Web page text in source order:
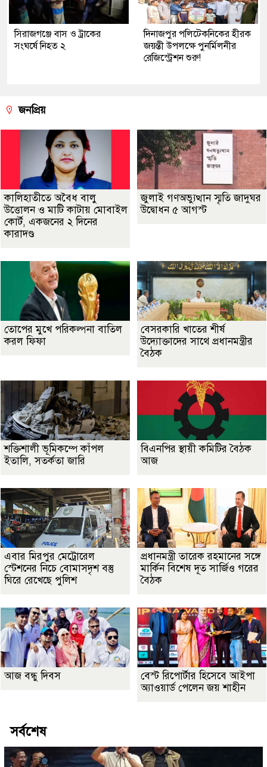
সিরাজগঞ্জে বাস ও ট্রাকের
সংঘর্ষে নিহত ২
দিনাজপুর পলিটেকনিকের হীরক
জয়ন্তী উপলক্ষে পুনর্মিলনীর
রেজিস্ট্রেশন শুরু!
জনপ্রিয়
কালিহাতীতে অবৈধ বালু
উত্তোলন ও মাটি কাটায় মোবাইল
কোর্ট, একজনের ২ দিনের
কারাদণ্ড
জুলাই গণঅভ্যুত্থান স্মৃতি জাদুঘর
উদ্বোধন ৫ আগস্ট
তোপের মুখে পরিকল্পনা বাতিল
করল ফিফা
বেসরকারি খাতের শীর্ষ
উদ্যোক্তাদের সাথে প্রধানমন্ত্রীর
বৈঠক
শক্তিশালী ভূমিকম্পে কাঁপল
ইতালি, সতর্কতা জারি
বিএনপির স্থায়ী কমিটির বৈঠক
আজ
এবার মিরপুর মেট্রোরেল
স্টেশনের নিচে বোমাসদৃশ বস্তু
ঘিরে রেখেছে পুলিশ
প্রধানমন্ত্রী তারেক রহমানের সঙ্গে
মার্কিন বিশেষ দূত সার্জিও গরের
বৈঠক
আজ বন্ধু দিবস
বেস্ট রিপোর্টার হিসেবে আইপা
অ্যাওয়ার্ড পেলেন জয় শাহীন
সর্বশেষ